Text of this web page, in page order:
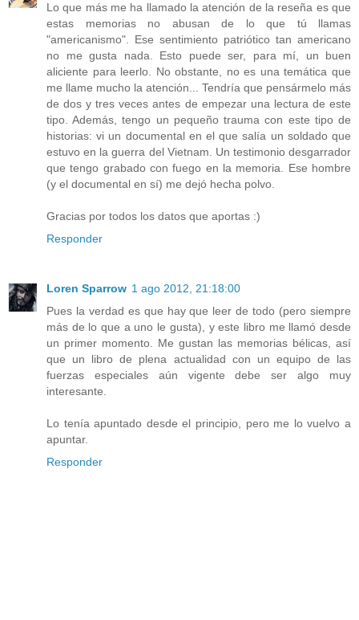
Lo que más me ha llamado la atención de la reseña es que
estas memorias no abusan de lo que tú llamas
"americanismo". Ese sentimiento patriótico tan americano
no me gusta nada. Esto puede ser, para mí, un buen
aliciente para leerlo. No obstante, no es una temática que
me llame mucho la atención... Tendría que pensármelo más
de dos y tres veces antes de empezar una lectura de este
tipo. Además, tengo un pequeño trauma con este tipo de
historias: vi un documental en el que salía un soldado que
estuvo en la guerra del Vietnam. Un testimonio desgarrador
que tengo grabado con fuego en la memoria. Ese hombre
(y el documental en sí) me dejó hecha polvo.
Gracias por todos los datos que aportas :)
Responder
Loren Sparrow 1 ago 2012, 21:18:00
Pues la verdad es que hay que leer de todo (pero siempre
más de lo que a uno le gusta), y este libro me llamó desde
un primer momento. Me gustan las memorias bélicas, así
que un libro de plena actualidad con un equipo de las
fuerzas especiales aún vigente debe ser algo muy
interesante.
Lo tenía apuntado desde el principio, pero me lo vuelvo a
apuntar.
Responder